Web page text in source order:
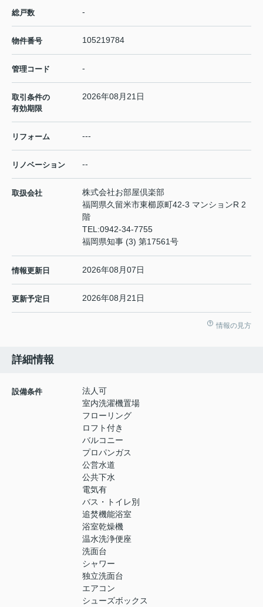
総戸数 -
物件番号 105219784
管理コード -
取引条件の
有効期限
2026年08月21日
リフォーム ---
リノベーション --
取扱会社
株式会社お部屋倶楽部
福岡県久留米市東櫛原町42-3 マンションR 2
階
TEL:0942-34-7755
福岡県知事 (3) 第17561号
情報更新日 2026年08月07日
更新予定日 2026年08月21日
情報の見方
詳細情報
設備条件
法人可
室内洗濯機置場
フローリング
ロフト付き
バルコニー
プロパンガス
公営水道
公共下水
電気有
バス・トイレ別
追焚機能浴室
浴室乾燥機
温水洗浄便座
洗面台
シャワー
独立洗面台
エアコン
シューズボックス